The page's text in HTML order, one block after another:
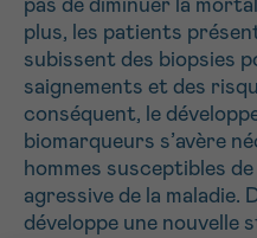
pas de diminuer la
plus, les patients
subissent des biopsies
saignements et des
conséquent, le
biomarqueurs s’avère
hommes susceptibles
agressive de la maladie.
développe une nouvelle